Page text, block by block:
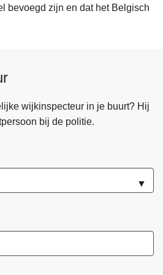
bevoegd zijn en dat het Belgisch
wijkinspecteur in je buurt? Hij
bij de politie.
▼